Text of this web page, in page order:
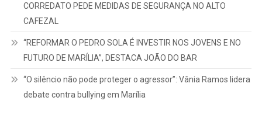
CORREDATO PEDE MEDIDAS DE SEGURANÇA NO ALTO
CAFEZAL
“REFORMAR O PEDRO SOLA É INVESTIR NOS JOVENS E NO
FUTURO DE MARÍLIA”, DESTACA JOÃO DO BAR
“O silêncio não pode proteger o agressor”: Vânia Ramos lidera
debate contra bullying em Marília